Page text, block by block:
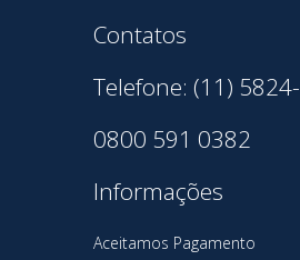
Contatos
Telefone: (11)
0800 591 0382
Informações
Aceitamos Pagamento